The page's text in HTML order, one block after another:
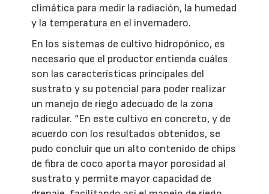
climática para medir la radiación, la humedad
y la temperatura en el invernadero.
En los sistemas de cultivo hidropónico, es
necesario que el productor entienda cuáles
son las características principales del
sustrato y su potencial para poder realizar
un manejo de riego adecuado de la zona
radicular. “En este cultivo en concreto, y de
acuerdo con los resultados obtenidos, se
pudo concluir que un alto contenido de chips
de fibra de coco aporta mayor porosidad al
sustrato y permite mayor capacidad de